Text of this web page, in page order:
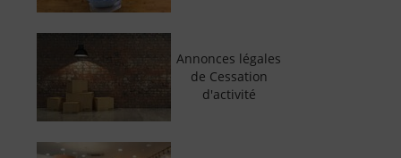
Annonces légales
de Cessation
d'activité